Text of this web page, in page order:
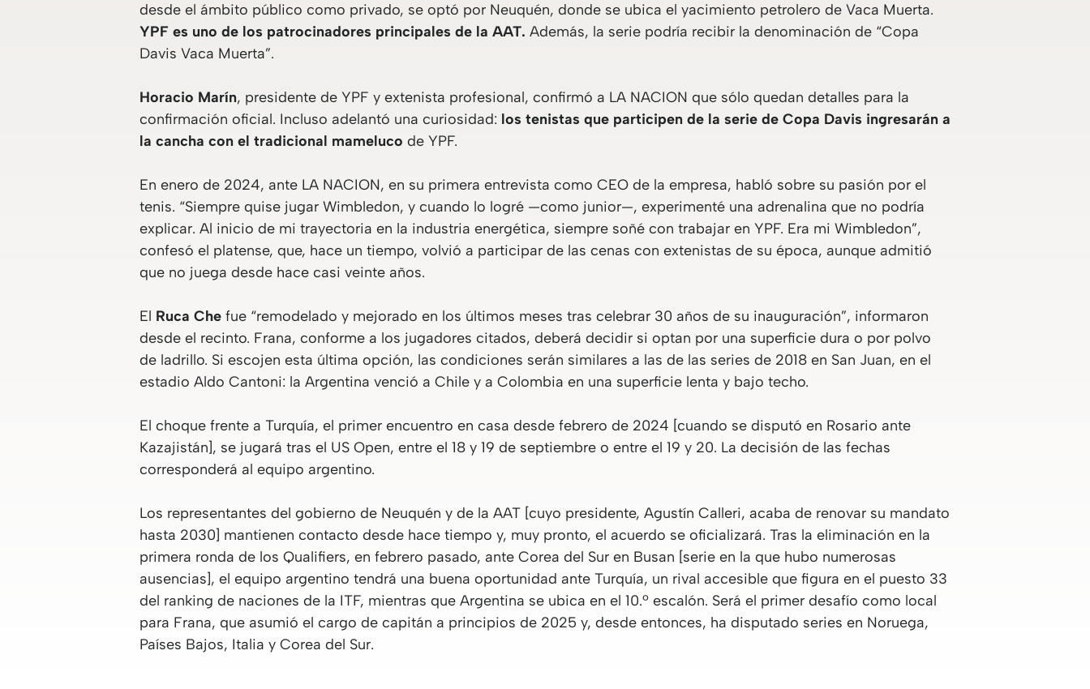
desde el ámbito público como privado, se optó por Neuquén, donde se ubica el yacimiento petrolero de Vaca Muerta.
YPF es uno de los patrocinadores principales de la AAT. Además, la serie podría recibir la denominación de “Copa
Davis Vaca Muerta”.
Horacio Marín, presidente de YPF y extenista profesional, confirmó a LA NACION que sólo quedan detalles para la
confirmación oficial. Incluso adelantó una curiosidad: los tenistas que participen de la serie de Copa Davis ingresarán a
la cancha con el tradicional mameluco de YPF.
En enero de 2024, ante LA NACION, en su primera entrevista como CEO de la empresa, habló sobre su pasión por el
tenis. “Siempre quise jugar Wimbledon, y cuando lo logré —como junior—, experimenté una adrenalina que no podría
explicar. Al inicio de mi trayectoria en la industria energética, siempre soñé con trabajar en YPF. Era mi Wimbledon”,
confesó el platense, que, hace un tiempo, volvió a participar de las cenas con extenistas de su época, aunque admitió
que no juega desde hace casi veinte años.
El Ruca Che fue “remodelado y mejorado en los últimos meses tras celebrar 30 años de su inauguración”, informaron
desde el recinto. Frana, conforme a los jugadores citados, deberá decidir si optan por una superficie dura o por polvo
de ladrillo. Si escojen esta última opción, las condiciones serán similares a las de las series de 2018 en San Juan, en el
estadio Aldo Cantoni: la Argentina venció a Chile y a Colombia en una superficie lenta y bajo techo.
El choque frente a Turquía, el primer encuentro en casa desde febrero de 2024 [cuando se disputó en Rosario ante
Kazajistán], se jugará tras el US Open, entre el 18 y 19 de septiembre o entre el 19 y 20. La decisión de las fechas
corresponderá al equipo argentino.
Los representantes del gobierno de Neuquén y de la AAT [cuyo presidente, Agustín Calleri, acaba de renovar su mandato
hasta 2030] mantienen contacto desde hace tiempo y, muy pronto, el acuerdo se oficializará. Tras la eliminación en la
primera ronda de los Qualifiers, en febrero pasado, ante Corea del Sur en Busan [serie en la que hubo numerosas
ausencias], el equipo argentino tendrá una buena oportunidad ante Turquía, un rival accesible que figura en el puesto 33
del ranking de naciones de la ITF, mientras que Argentina se ubica en el 10.º escalón. Será el primer desafío como local
para Frana, que asumió el cargo de capitán a principios de 2025 y, desde entonces, ha disputado series en Noruega,
Países Bajos, Italia y Corea del Sur.